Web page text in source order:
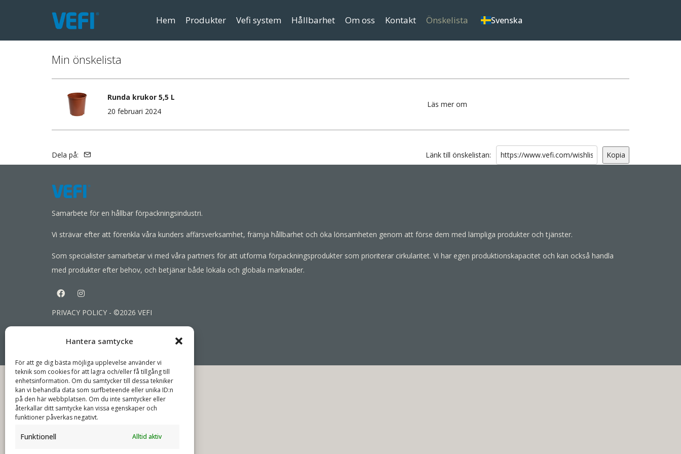
Hantera samtycke
För att ge dig bästa möjliga upplevelse använder vi
teknik som cookies för att lagra och/eller få tillgång till
enhetsinformation. Om du samtycker till dessa tekniker
kan vi behandla data som surfbeteende eller unika ID:n
på den här webbplatsen. Om du inte samtycker eller
återkallar ditt samtycke kan vissa egenskaper och
funktioner påverkas negativt.
Funktionell Alltid aktiv
Hem Produkter Vefi system Hållbarhet Om oss Kontakt Önskelista Svenska
Min önskelista
Runda krukor 5,5 L
20 februari 2024
Läs mer om
Dela på: Länk till önskelistan: Kopia
Samarbete för en hållbar förpackningsindustri.
Vi strävar efter att förenkla våra kunders affärsverksamhet, främja hållbarhet och öka lönsamheten genom att förse dem med lämpliga produkter och tjänster.
Som specialister samarbetar vi med våra partners för att utforma förpackningsprodukter som prioriterar cirkularitet. Vi har egen produktionskapacitet och kan också handla
med produkter efter behov, och betjänar både lokala och globala marknader.
PRIVACY POLICY - ©2026 VEFI